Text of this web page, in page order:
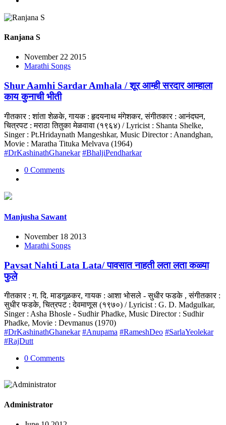
Ranjana S
November 22 2015
Marathi Songs
Shur Aamhi Sardar Amhala / शूर आम्ही सरदार आम्हाला
काय कुनाची भीती
गीतकार : शांता शेळके, गायक : हृदयनाथ मंगेशकर, संगीतकार : आनंदघन,
चित्रपट : मराठा तितुका मेळवावा (१९६४) / Lyricist : Shanta Shelke,
Singer : Pt.Hridaynath Mangeshkar, Music Director : Anandghan,
Movie : Maratha Tituka Melvava (1964)
#DrKashinathGhanekar #BhaljiPendharkar
0 Comments
Manjusha Sawant
November 18 2013
Marathi Songs
Pavsat Nahti Lata Lata/ पावसात नाहती लता लता कळ्या
फुले
गीतकार : ग. दि. माडगूळकर, गायक : आशा भोसले - सुधीर फडके , संगीतकार :
सुधीर फडके, चित्रपट : देवमाणूस (१९७०) / Lyricist : G. D. Madgulkar,
Singer : Asha Bhosle - Sudhir Phadke, Music Director : Sudhir
Phadke, Movie : Devmanus (1970)
#DrKashinathGhanekar #Anupama #RameshDeo #SarlaYeolekar
#RajDutt
0 Comments
Administrator